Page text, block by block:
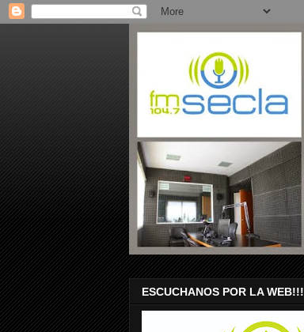
ESCUCHANOS POR LA WEB!!!